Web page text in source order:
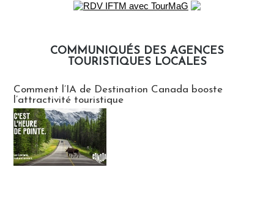
COMMUNIQUÉS DES AGENCES
TOURISTIQUES LOCALES
Comment l’IA de Destination Canada booste
l’attractivité touristique